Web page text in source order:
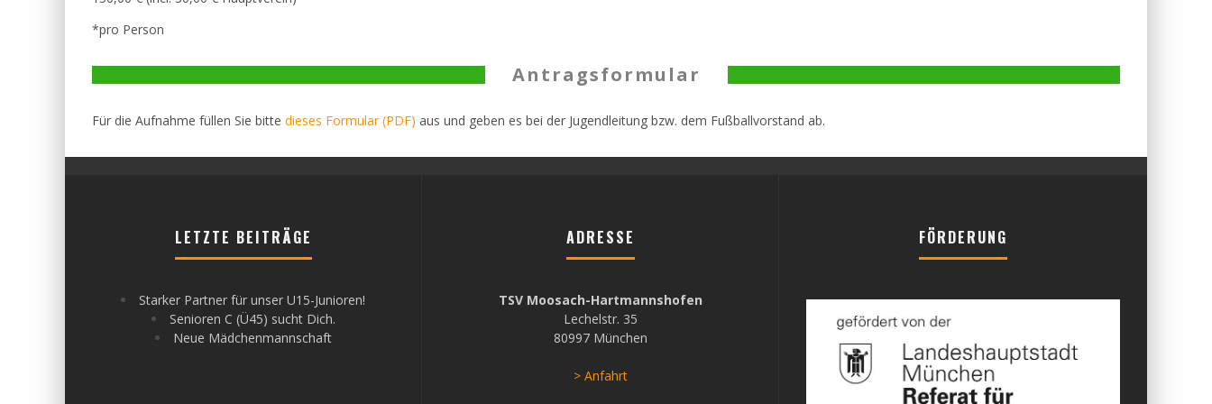
*pro Person
Antragsformular
Für die Aufnahme füllen Sie bitte dieses Formular (PDF) aus und geben es bei der Jugendleitung bzw. dem Fußballvorstand ab.
LETZTE BEITRÄGE
Starker Partner für unser U15-Junioren!
Senioren C (Ü45) sucht Dich.
Neue Mädchenmannschaft
ADRESSE
TSV Moosach-Hartmannshofen
Lechelstr. 35
80997 München
> Anfahrt
FÖRDERUNG